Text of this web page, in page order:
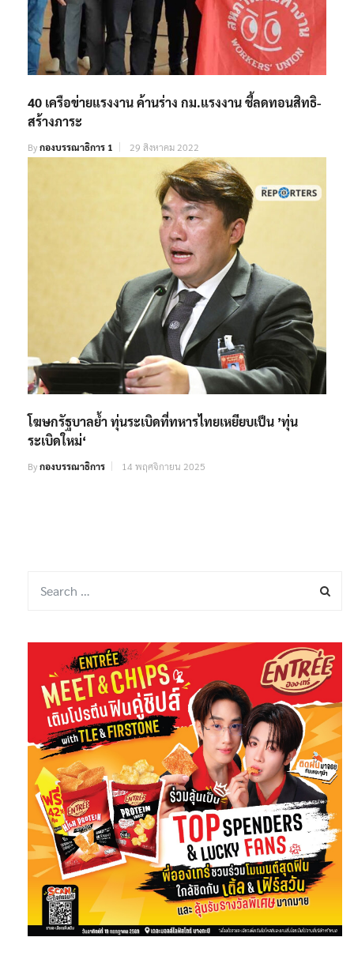
40 เครือข่ายแรงงาน ค้านร่าง กม.แรงงาน ชี้ลดทอนสิทธิ-
สร้างภาระ
Byกองบรรณาธิการ 1 29 สิงหาคม 2022
โฆษกรัฐบาลย้ำ ทุ่นระเบิดที่ทหารไทยเหยียบเป็น ’ทุ่น
ระเบิดใหม่‘
Byกองบรรณาธิการ 14 พฤศจิกายน 2025